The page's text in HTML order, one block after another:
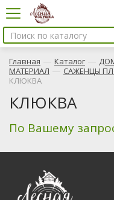
Главная — Каталог —
МАТЕРИАЛ — САЖЕНЦЫ
КЛЮКВА
КЛЮКВА
По Вашему